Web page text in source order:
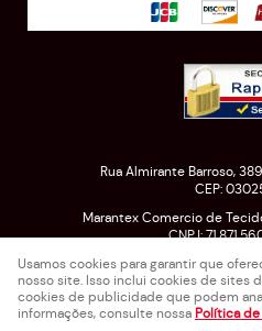
Rua Almirante Barroso, 389
CEP:
Marantex Comercio de
CNPJ:
LOJA VIRTUAL
Usamos cookies para garantir que
nosso site. Isso inclui cookies de sites
cookies de publicidade que podem
informações, consulte nossa Política